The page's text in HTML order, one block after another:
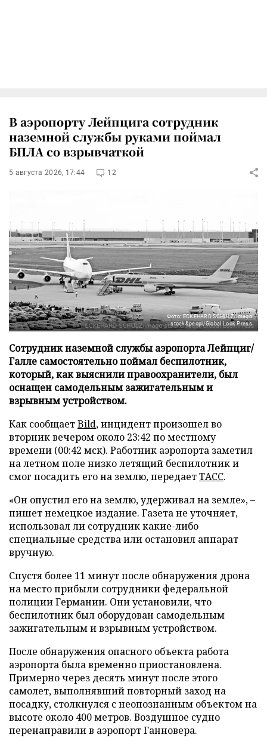
В аэропорту Лейпцига сотрудник
наземной службы руками поймал
БПЛА со взрывчаткой
5 августа 2026, 17:44 12
Фото: ECKEHARD SCHULZ/imago
stock&peopl/Global Look Press
Сотрудник наземной службы аэропорта Лейпциг/
Галле самостоятельно поймал беспилотник,
который, как выяснили правоохранители, был
оснащен самодельным зажигательным и
взрывным устройством.
Как сообщаетBild, инцидент произошел во
вторник вечером около 23:42 по местному
времени (00:42 мск). Работник аэропорта заметил
на летном поле низко летящий беспилотник и
смог посадить его на землю, передаетТАСС.
«Он опустил его на землю, удерживал на земле», –
пишет немецкое издание. Газета не уточняет,
использовал ли сотрудник какие-либо
специальные средства или остановил аппарат
вручную.
Спустя более 11 минут после обнаружения дрона
на место прибыли сотрудники федеральной
полиции Германии. Они установили, что
беспилотник был оборудован самодельным
зажигательным и взрывным устройством.
После обнаружения опасного объекта работа
аэропорта была временно приостановлена.
Примерно через десять минут после этого
самолет, выполнявший повторный заход на
посадку, столкнулся с неопознанным объектом на
высоте около 400 метров. Воздушное судно
перенаправили в аэропорт Ганновера.